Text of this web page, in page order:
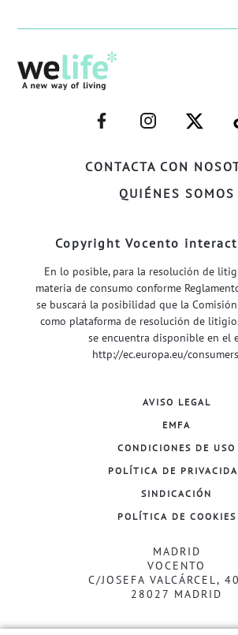
CONTACTA CON
QUIÉNES SOMOS
–
FACEBOOK–
–
INSTAGRAM–
–
Copyright Vocento
En lo posible, para la resolución de
materia de consumo conforme
se buscará la posibilidad que la
como plataforma de resolución de
se encuentra disponible en el
http://ec.europa.eu/
AVISO LEGAL
EMFA
CONDICIONES DE USO
POLÍTICA DE
SINDICACIÓN
POLÍTICA DE COOKIES
MADRID
VOCENTO
C/JOSEFA VALCÁRCEL,
28027 MADRID